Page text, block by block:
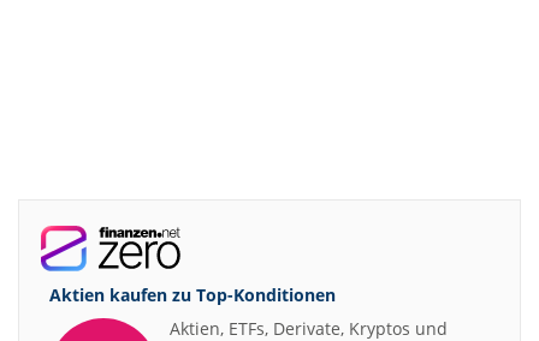
Aktien kaufen zu Top-Konditionen
Aktien, ETFs, Derivate, Kryptos und